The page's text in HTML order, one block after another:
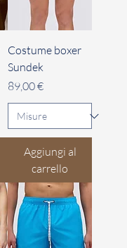
Costume boxer
Sundek
Prezzo
89,00 €
Aggiungi al
carrello